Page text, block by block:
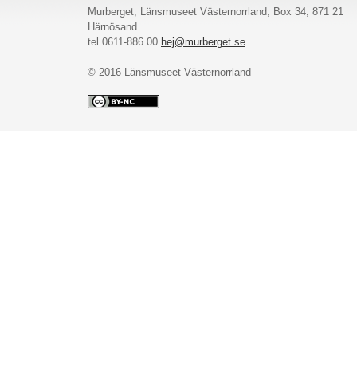
Murberget, Länsmuseet Västernorrland, Box 34, 871 21
Härnösand.
tel 0611-886 00 hej@murberget.se
© 2016 Länsmuseet Västernorrland